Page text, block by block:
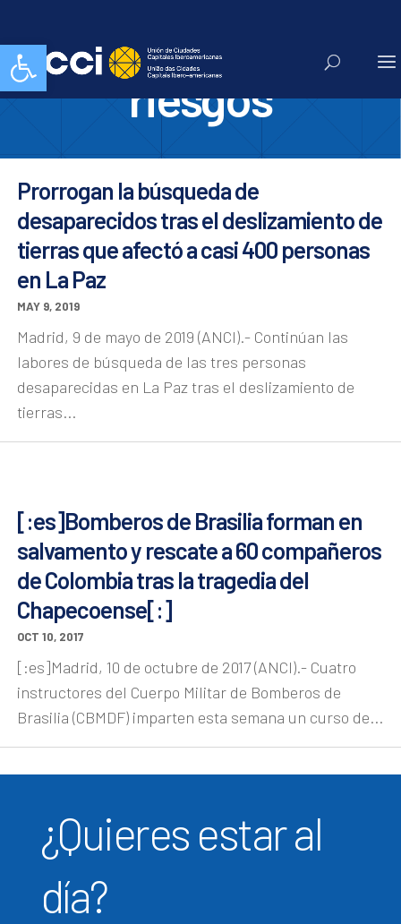
Abrir barra de herramientasgestion de
riesgos
Prorrogan la búsqueda de
desaparecidos tras el deslizamiento de
tierras que afectó a casi 400 personas
en La Paz
MAY 9, 2019
Madrid, 9 de mayo de 2019 (ANCI).- Continúan las
labores de búsqueda de las tres personas
desaparecidas en La Paz tras el deslizamiento de
tierras...
[:es]Bomberos de Brasilia forman en
salvamento y rescate a 60 compañeros
de Colombia tras la tragedia del
Chapecoense[:]
OCT 10, 2017
[:es]Madrid, 10 de octubre de 2017 (ANCI).- Cuatro
instructores del Cuerpo Militar de Bomberos de
Brasilia (CBMDF) imparten esta semana un curso de...
¿Quieres estar al
día?